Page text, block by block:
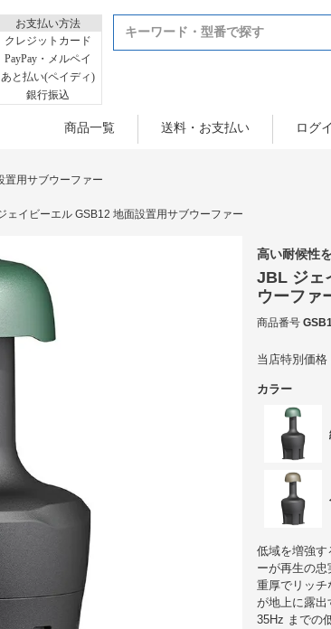
お支払い方法
クレジットカード
PayPay・メルペイ
あと払い(ペイディ)
銀行振込
商品一覧 送料・お支払い ログ
置用サブウーファー
ェイビーエル GSB12 地面設置用サブウーファー
高い耐候性
JBL ジェ
ウーファ
商品番号
当店特別価格
カラー
低域を増強す
ーが再生の
重厚でリッチ
が地上に露出
35Hz までの